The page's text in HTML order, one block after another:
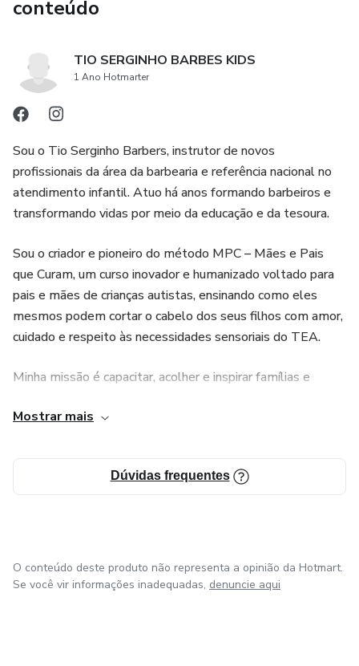
conteúdo
TIO SERGINHO BARBES KIDS
1 Ano Hotmarter
Sou o Tio Serginho Barbers, instrutor de novos
profissionais da área da barbearia e referência nacional no
atendimento infantil. Atuo há anos formando barbeiros e
transformando vidas por meio da educação e da tesoura.
Sou o criador e pioneiro do método MPC – Mães e Pais
que Curam, um curso inovador e humanizado voltado para
pais e mães de crianças autistas, ensinando como eles
mesmos podem cortar o cabelo dos seus filhos com amor,
cuidado e respeito às necessidades sensoriais do TEA.
Minha missão é capacitar, acolher e inspirar famílias e
através da barbearia.
Mais que cortes de cabelo, entrego experiência, afeto e
Mostrar mais
Dúvidas frequentes
O conteúdo deste produto não representa a opinião da Hotmart.
Se você vir informações inadequadas, denuncie aqui